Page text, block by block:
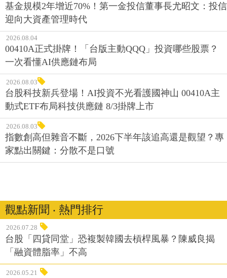
基金規模2年增近70%！第一金投信董事長尤昭文：投信
迎向大資產管理時代
2026.08.04
00410A正式掛牌！「台版主動QQQ」投資哪些股票？
一次看懂AI供應鏈布局
2026.08.03
台股科技新兵登場！AI投資不光看護國神山 00410A主
動式ETF布局科技供應鏈 8/3掛牌上市
2026.08.03
指數創高但雜音不斷，2026下半年該追高還是觀望？專
家點出關鍵：分散不是口號
觀點新聞 ‧ 熱門排行
2026.07.28
台股「四貸同堂」恐複製韓國去槓桿風暴？陳威良揭
「融資體脂率」不高
2026.05.21